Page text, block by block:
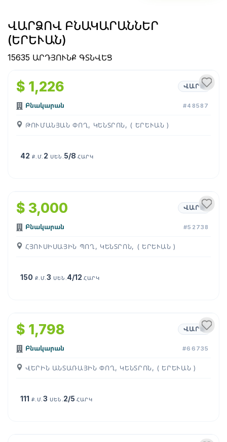
ՎԱՐՁՈՎ ԲՆԱԿԱՐԱՆՆԵՐ
(ԵՐԵՒԱՆ)
15635 ԱՐԴՅՈՒՆՔ ԳՏՆՎԵՑ
1/
$ 1,226 ՎԱՐՁ
Բնակարան #48587
ԹՈՒՄԱՆՅԱՆ ՓՈՂ, ԿԵՆՏՐՈՆ, ( ԵՐԵՒԱՆ )
42 Ք.Մ. 2 ՍԵՆ. 5/8ՀԱՐԿ
$ 3,000 ՎԱՐՁ
Բնակարան #52738
ՀՅՈՒՍԻՍԱՅԻՆ ՊՈՂ, ԿԵՆՏՐՈՆ, ( ԵՐԵՒԱՆ )
150 Ք.Մ.3 ՍԵՆ. 4/12ՀԱՐԿ
$ 1,798 ՎԱՐՁ
Բնակարան #66735
ՎԵՐԻՆ ԱՆՏԱՌԱՅԻՆ ՓՈՂ, ԿԵՆՏՐՈՆ, ( ԵՐԵՒԱՆ )
111 Ք.Մ.3 ՍԵՆ. 2/5ՀԱՐԿ